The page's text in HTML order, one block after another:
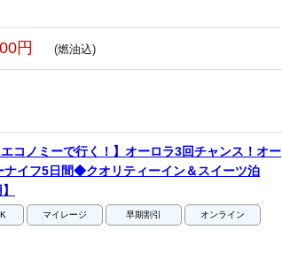
円 (燃油込)
コノミーで行く！】オーロラ3回チャンス！オー
ナイフ5日間◆クオリティーイン＆スイーツ泊
マイレージ 早期割引 オンライン